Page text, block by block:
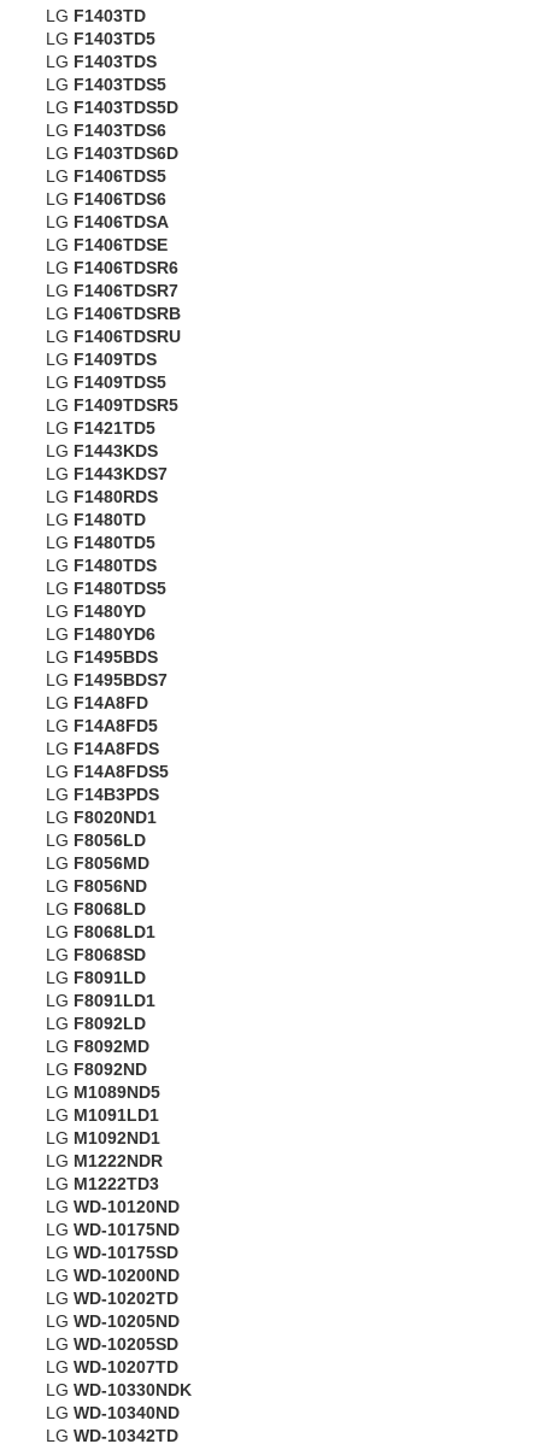
LG F1403TD
LG F1403TD5
LG F1403TDS
LG F1403TDS5
LG F1403TDS5D
LG F1403TDS6
LG F1403TDS6D
LG F1406TDS5
LG F1406TDS6
LG F1406TDSA
LG F1406TDSE
LG F1406TDSR6
LG F1406TDSR7
LG F1406TDSRB
LG F1406TDSRU
LG F1409TDS
LG F1409TDS5
LG F1409TDSR5
LG F1421TD5
LG F1443KDS
LG F1443KDS7
LG F1480RDS
LG F1480TD
LG F1480TD5
LG F1480TDS
LG F1480TDS5
LG F1480YD
LG F1480YD6
LG F1495BDS
LG F1495BDS7
LG F14A8FD
LG F14A8FD5
LG F14A8FDS
LG F14A8FDS5
LG F14B3PDS
LG F8020ND1
LG F8056LD
LG F8056MD
LG F8056ND
LG F8068LD
LG F8068LD1
LG F8068SD
LG F8091LD
LG F8091LD1
LG F8092LD
LG F8092MD
LG F8092ND
LG M1089ND5
LG M1091LD1
LG M1092ND1
LG M1222NDR
LG M1222TD3
LG WD-10120ND
LG WD-10175ND
LG WD-10175SD
LG WD-10200ND
LG WD-10202TD
LG WD-10205ND
LG WD-10205SD
LG WD-10207TD
LG WD-10330NDK
LG WD-10340ND
LG WD-10342TD